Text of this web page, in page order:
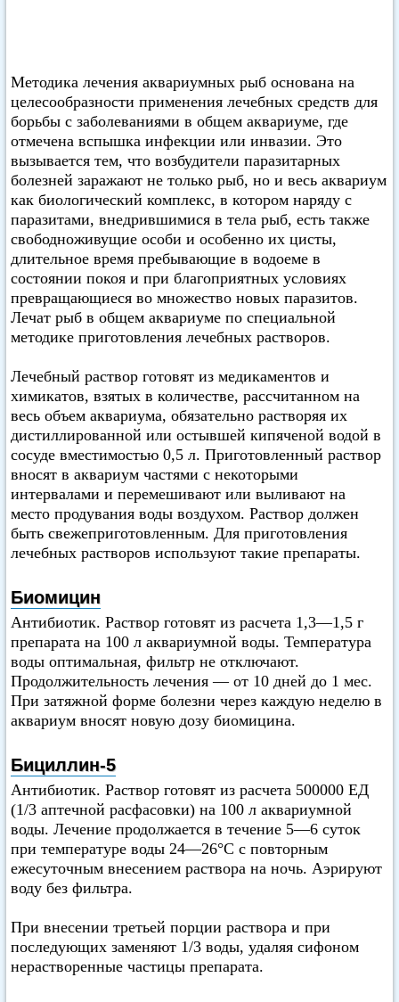
Методика лечения аквариумных рыб основана на
целесообразности применения лечебных средств для
борьбы с заболеваниями в общем аквариуме, где
отмечена вспышка инфекции или инвазии. Это
вызывается тем, что возбудители паразитарных
болезней заражают не только рыб, но и весь аквариум
как биологический комплекс, в котором наряду с
паразитами, внедрившимися в тела рыб, есть также
свободноживущие особи и особенно их цисты,
длительное время пребывающие в водоеме в
состоянии покоя и при благоприятных условиях
превращающиеся во множество новых паразитов.
Лечат рыб в общем аквариуме по специальной
методике приготовления лечебных растворов.
Лечебный раствор готовят из медикаментов и
химикатов, взятых в количестве, рассчитанном на
весь объем аквариума, обязательно растворяя их
дистиллированной или остывшей кипяченой водой в
сосуде вместимостью 0,5 л. Приготовленный раствор
вносят в аквариум частями с некоторыми
интервалами и перемешивают или выливают на
место продувания воды воздухом. Раствор должен
быть свежеприготовленным. Для приготовления
лечебных растворов используют такие препараты.
Биомицин
Антибиотик. Раствор готовят из расчета 1,3—1,5 г
препарата на 100 л аквариумной воды. Температура
воды оптимальная, фильтр не отключают.
Продолжительность лечения — от 10 дней до 1 мес.
При затяжной форме болезни через каждую неделю в
аквариум вносят новую дозу биомицина.
Бициллин-5
Антибиотик. Раствор готовят из расчета 500000 ЕД
(1/3 аптечной расфасовки) на 100 л аквариумной
воды. Лечение продолжается в течение 5—6 суток
при температуре воды 24—26°C с повторным
ежесуточным внесением раствора на ночь. Аэрируют
воду без фильтра.
При внесении третьей порции раствора и при
последующих заменяют 1/3 воды, удаляя сифоном
нерастворенные частицы препарата.